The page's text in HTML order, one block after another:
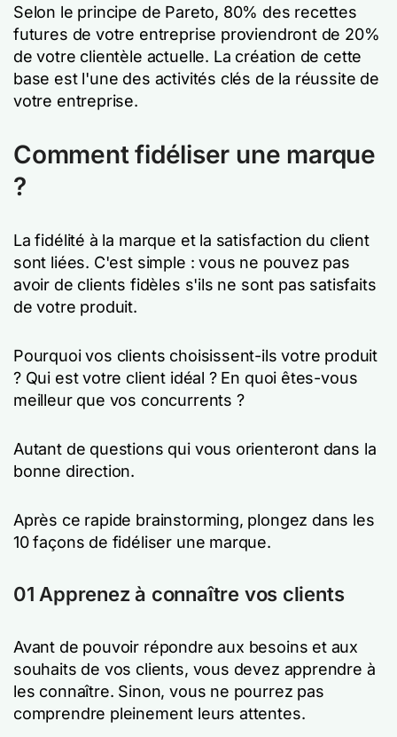
Selon le principe de Pareto, 80% des recettes
futures de votre entreprise proviendront de 20%
de votre clientèle actuelle. La création de cette
base est l'une des activités clés de la réussite de
votre entreprise.
Comment fidéliser une marque
?
La fidélité à la marque et la satisfaction du client
sont liées. C'est simple : vous ne pouvez pas
avoir de clients fidèles s'ils ne sont pas satisfaits
de votre produit.
Pourquoi vos clients choisissent-ils votre produit
? Qui est votre client idéal ? En quoi êtes-vous
meilleur que vos concurrents ?
Autant de questions qui vous orienteront dans la
bonne direction.
Après ce rapide brainstorming, plongez dans les
10 façons de fidéliser une marque.
01 Apprenez à connaître vos clients
Avant de pouvoir répondre aux besoins et aux
souhaits de vos clients, vous devez apprendre à
les connaître. Sinon, vous ne pourrez pas
comprendre pleinement leurs attentes.